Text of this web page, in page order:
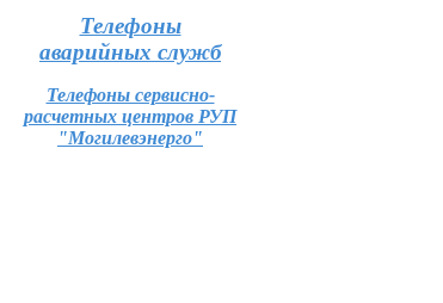
Телефоны
аварийных служб
Телефоны сервисно-
расчетных центров РУП
"Могилевэнерго"